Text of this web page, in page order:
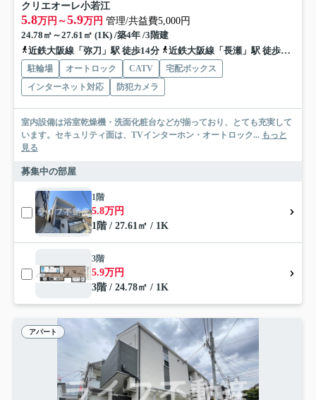
クリエオーレ小若江
5.8万円～5.9万円 管理/共益費5,000円
24.78㎡～27.61㎡ (1K) /築4年 /3階建
近鉄大阪線「弥刀」駅 徒歩14分
近鉄大阪線「長瀬」駅 徒歩14分
駐輪場 オートロック CATV
宅配ボックス
インターネット対応
防犯カメラ
室内設備は浴室乾燥機・洗面化粧台などが揃っており、とても充実して
います。セキュリティ面は、TVインターホン・オートロック... もっと
見る
募集中の部屋
1階
5.8万円
1階 / 27.61㎡ / 1K
3階
5.9万円
3階 / 24.78㎡ / 1K
アパート